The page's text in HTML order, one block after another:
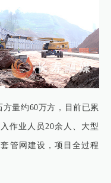
量约60万方，目前已累
作业人员20余人、大型
管网建设，项目全过程